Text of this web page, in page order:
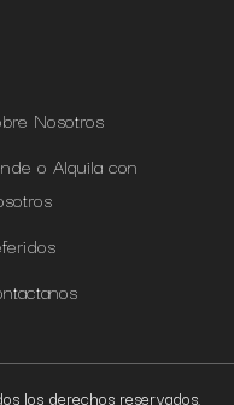
Nosotros
o Alquila con
los derechos reservados.